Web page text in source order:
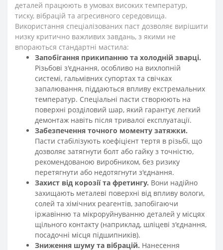
деталей працюють в умовах високих температур,
тиску, вібрацій та агресивного середовища.
Використання спеціалізованих паст дозволяє вирішити
низку критично важливих завдань, з якими не
впораються стандартні мастила:
Запобігання прикипанню та холодній зварці.
Різьбові з'єднання, особливо на вихлопній
системі, гальмівних супортах та свічках
запалювання, піддаються впливу екстремальних
температур. Спеціальні пасти створюють на
поверхні розділовий шар, який гарантує легкий
демонтаж навіть після тривалої експлуатації.
Забезпечення точного моменту затяжки.
Пасти стабілізують коефіцієнт тертя в різьбі, що
дозволяє затягнути болт або гайку з точністю,
рекомендованою виробником, без ризику
перетягнути або недотягнути з'єднання.
Захист від корозії та фретингу. Вони надійно
захищають металеві поверхні від впливу вологи,
солей та хімічних реагентів, запобігаючи
іржавінню та мікроруйнуванню деталей у місцях
щільного контакту (наприклад, шліцеві з'єднання,
посадочні місця підшипників).
Зниження шуму та вібрацій. Нанесення